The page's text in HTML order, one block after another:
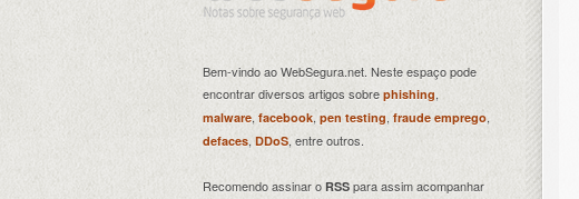
Bem-vindo ao WebSegura.net. Neste espaço pode
encontrar diversos artigos sobre phishing,
malware, facebook, pen testing, fraude emprego,
defaces DDoS, entre outros.
Recomendo assinar o RSS para assim acompanhar